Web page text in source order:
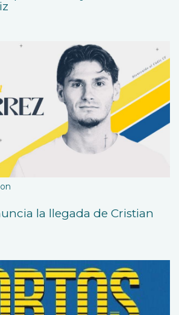
la llegada de Cristian